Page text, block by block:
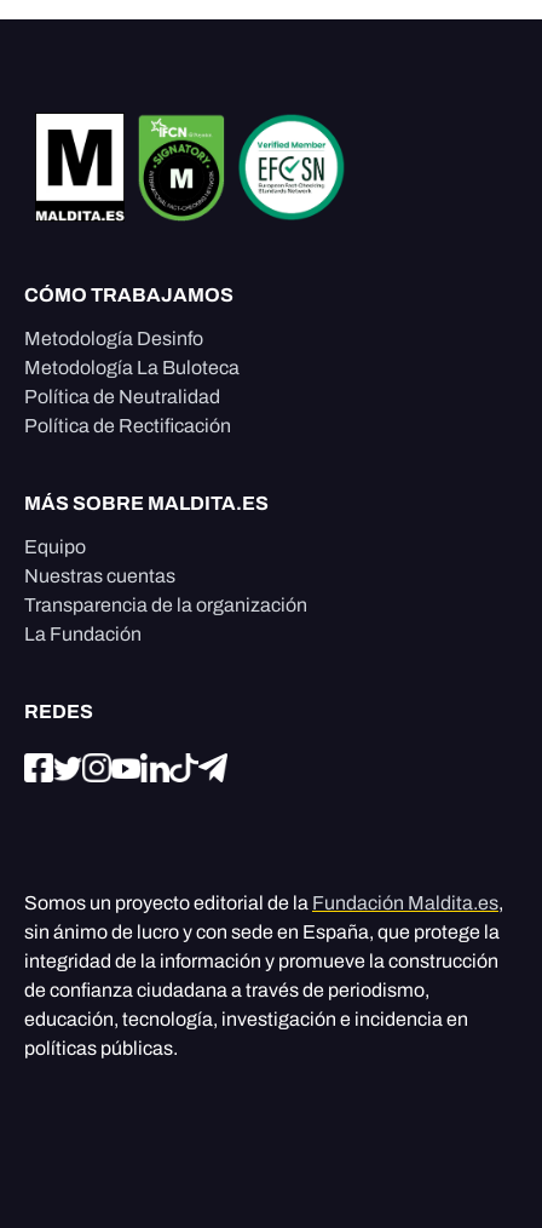
CÓMO TRABAJAMOS
Metodología Desinfo
Metodología La Buloteca
Política de Neutralidad
Política de Rectificación
MÁS SOBRE MALDITA.ES
Equipo
Nuestras cuentas
Transparencia de la organización
La Fundación
REDES
Somos un proyecto editorial de la Fundación Maldita.es,
sin ánimo de lucro y con sede en España, que protege la
integridad de la información y promueve la construcción
de confianza ciudadana a través de periodismo,
educación, tecnología, investigación e incidencia en
políticas públicas.